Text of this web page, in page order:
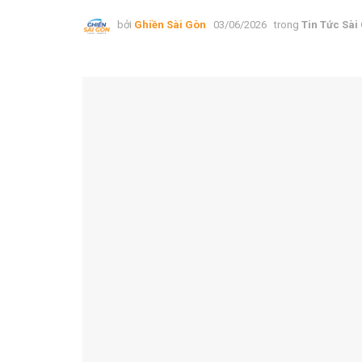
bởi Ghiền Sài Gòn 03/06/2026 trong Tin Tức Sài